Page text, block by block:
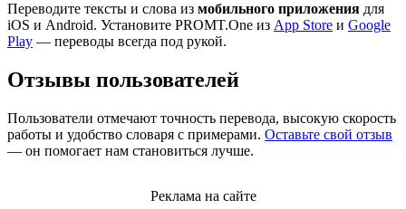
Переводите тексты и слова из мобильного приложения для
iOS и Android. Установите PROMT.One из App Store и Google
Play — переводы всегда под рукой.
Отзывы пользователей
Пользователи отмечают точность перевода, высокую скорость
работы и удобство словаря с примерами. Оставьте свой отзыв
— он помогает нам становиться лучше.
Реклама на сайте